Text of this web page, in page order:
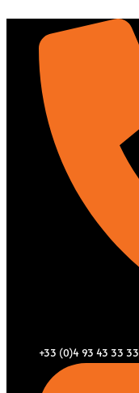
contenu
+33 (0)4 93 43 33 33